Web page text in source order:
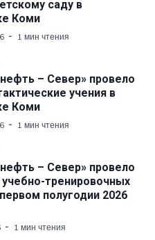
саду в
Коми
1 мин чтения
– Север» провело
учения в
Коми
1 мин чтения
– Север» провело
тренировочных
полугодии 2026
1 мин чтения